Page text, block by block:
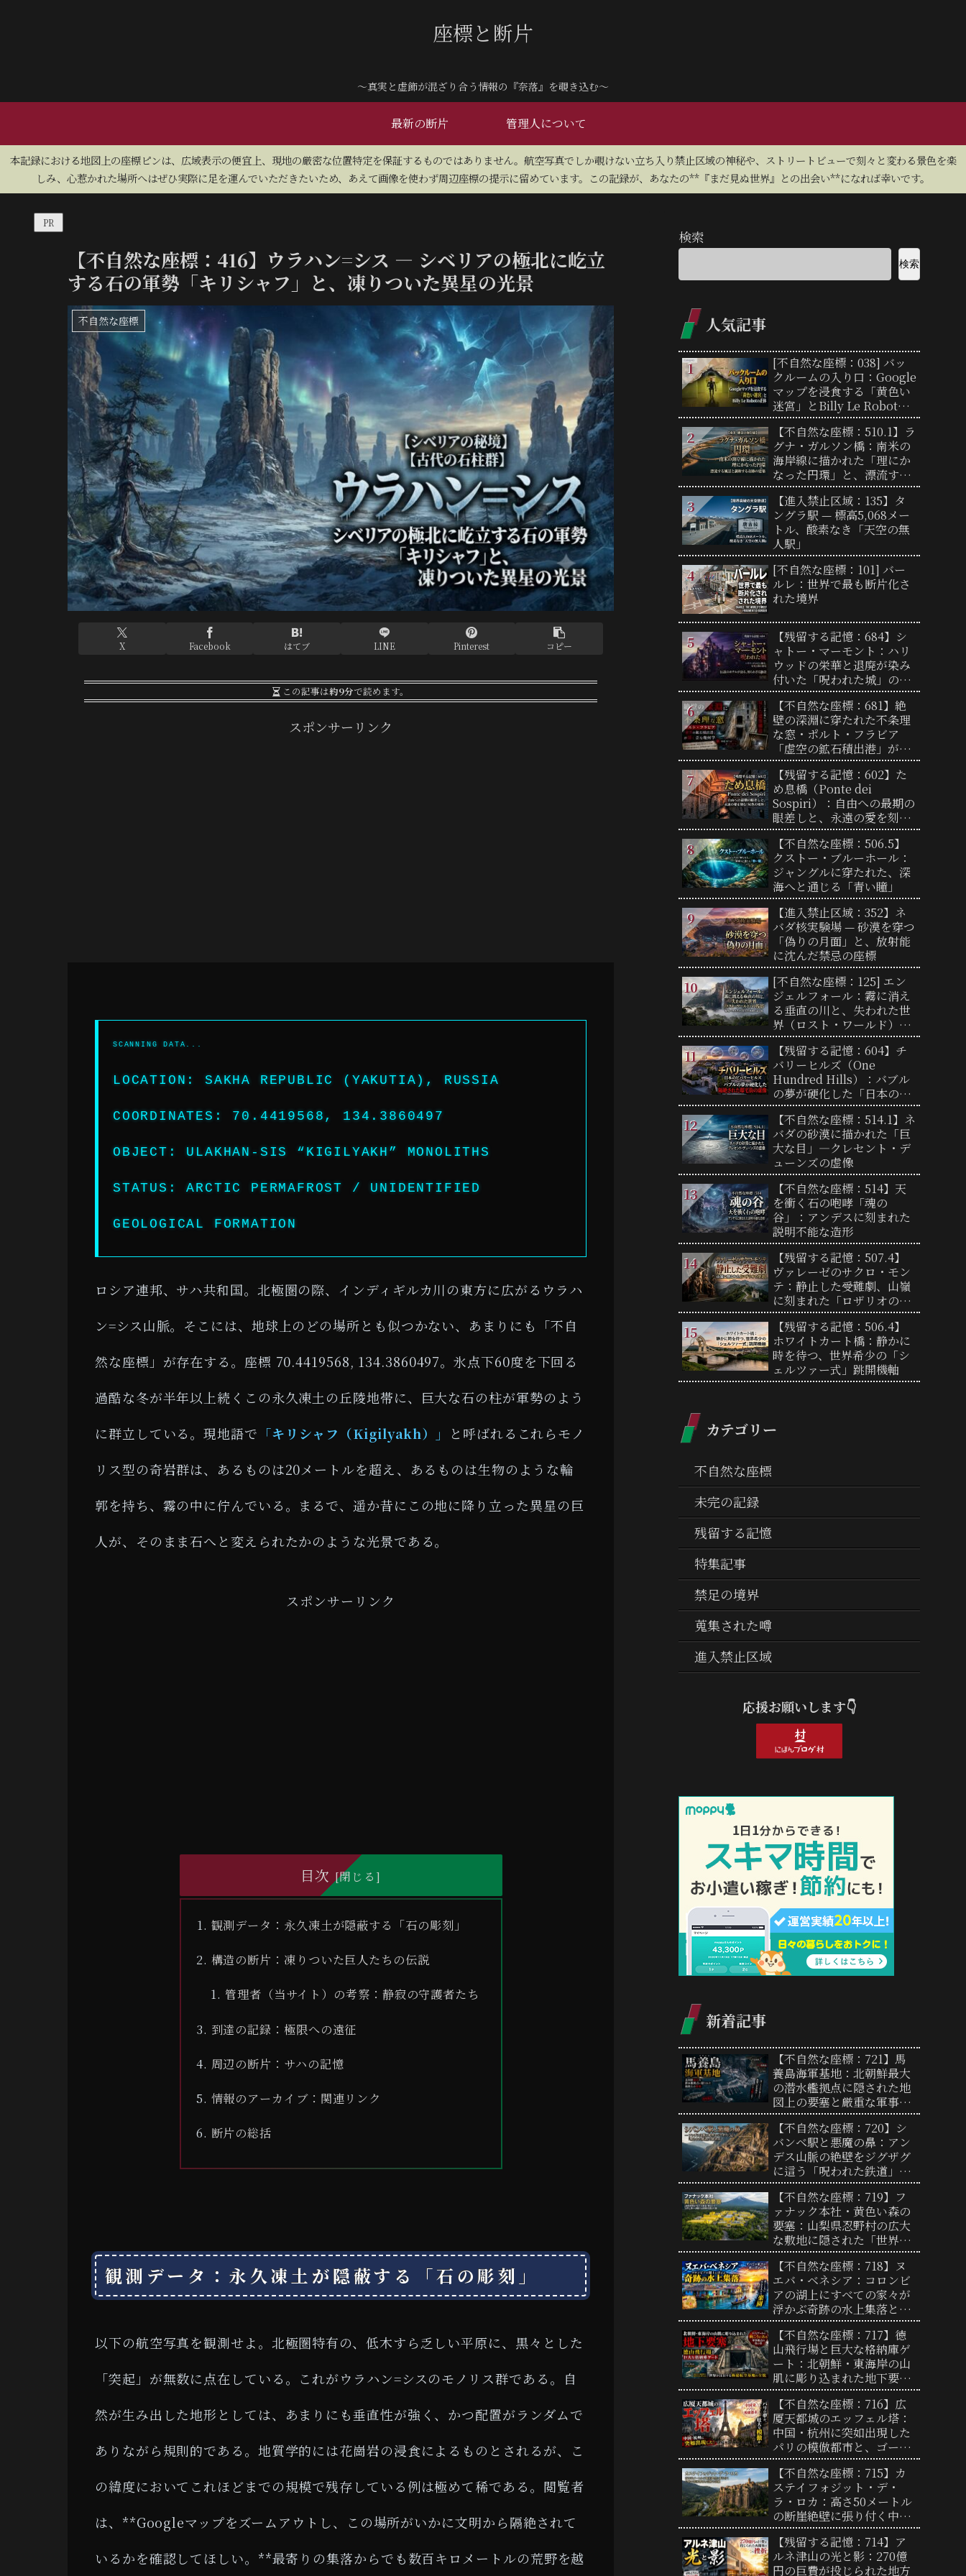
座標と断片
～真実と虚飾が混ざり合う情報の『奈落』を覗き込む～
最新の断片 管理人について
​本記録における地図上の座標ピンは、広域表示の便宜上、現地の厳密な位置特定を保証するものではありません。航空写真でしか覗けない立ち入り禁止区域の神秘や、ストリートビューで刻々と変わる景色を楽
しみ、心惹かれた場所へはぜひ実際に足を運んでいただきたいため、あえて画像を使わず周辺座標の提示に留めています。この記録が、あなたの**『まだ見ぬ世界』との出会い**になれば幸いです。
PR
【不自然な座標：416】ウラハン=シス — シベリアの極北に屹立
する石の軍勢「キリシャフ」と、凍りついた異星の光景
不自然な座標
X Facebook はてブ LINE Pinterest コピー
この記事は約9分で読めます。
スポンサーリンク
LOCATION: SAKHA REPUBLIC (YAKUTIA), RUSSIA
COORDINATES: 70.4419568, 134.3860497
OBJECT: ULAKHAN-SIS “KIGILYAKH” MONOLITHS
STATUS: ARCTIC PERMAFROST / UNIDENTIFIED
GEOLOGICAL FORMATION
ロシア連邦、サハ共和国。北極圏の際、インディギルカ川の東方に広がるウラハ
ン=シス山脈。そこには、地球上のどの場所とも似つかない、あまりにも「不自
然な座標」が存在する。座標 70.4419568, 134.3860497。氷点下60度を下回る
過酷な冬が半年以上続くこの永久凍土の丘陵地帯に、巨大な石の柱が軍勢のよう
に群立している。現地語で 「キリシャフ（Kigilyakh）」
と呼ばれるこれらモノ
リス型の奇岩群は、あるものは20メートルを超え、あるものは生物のような輪
郭を持ち、霧の中に佇んでいる。まるで、遥か昔にこの地に降り立った異星の巨
人が、そのまま石へと変えられたかのような光景である。
スポンサーリンク
目次
観測データ：永久凍土が隠蔽する「石の彫刻」
構造の断片：凍りついた巨人たちの伝説
管理者（当サイト）の考察：静寂の守護者たち
到達の記録：極限への遠征
周辺の断片：サハの記憶
情報のアーカイブ：関連リンク
断片の総括
観測データ：永久凍土が隠蔽する「石の彫刻」
以下の航空写真を観測せよ。北極圏特有の、低木すら乏しい平原に、黒々とした
「突起」が無数に点在している。これがウラハン=シスのモノリス群である。自
然が生み出した地形としては、あまりにも垂直性が強く、かつ配置がランダムで
ありながら規則的である。地質学的には花崗岩の浸食によるものとされるが、こ
の緯度においてこれほどまでの規模で残存している例は極めて稀である。閲覧者
は、**Googleマップをズームアウトし、この場所がいかに文明から隔絶されて
いるかを確認してほしい。**最寄りの集落からでも数百キロメートルの荒野を越
検索
検索
人気記事
[不自然な座標：038] バッ
クルームの入り口：Google
マップを浸食する「黄色い
迷宮」とBilly Le Robotの
正体
【不自然な座標：510.1】ラ
グナ・ガルソン橋：南米の
海岸線に描かれた「理にか
なった円環」と、漂流する
風景
【進入禁止区域：135】タ
ングラ駅 — 標高5,068メー
トル、酸素なき「天空の無
人駅」
[不自然な座標：101] バー
ルレ：世界で最も断片化さ
れた境界
【残留する記憶：684】シ
ャトー・マーモント：ハリ
ウッドの栄華と退廃が染み
付いた「呪われた城」の真
実
【不自然な座標：681】絶
壁の深淵に穿たれた不条理
な窓・ポルト・フラビア
「虚空の鉱石積出港」が暴
く歪な幾何学
【残留する記憶：602】た
め息橋（Ponte dei
Sospiri）：自由への最期の
眼差しと、永遠の愛を刻む
「灰色の境界」
【不自然な座標：506.5】
クストー・ブルーホール：
ジャングルに穿たれた、深
海へと通じる「青い瞳」
【進入禁止区域：352】ネ
バダ核実験場 — 砂漠を穿つ
「偽りの月面」と、放射能
に沈んだ禁忌の座標
[不自然な座標：125] エン
ジェルフォール：霧に消え
る垂直の川と、失われた世
界（ロスト・ワールド）の
残影
【残留する記憶：604】チ
バリーヒルズ（One
Hundred Hills）：バブル
の夢が硬化した「日本のビ
バリーヒルズ」と、隔絶さ
れた邸宅街の虚像
【不自然な座標：514.1】ネ
バダの砂漠に描かれた「巨
大な目」―クレセント・デ
ューンズの虚像
【不自然な座標：514】天
を衝く石の咆哮「魂の
谷」：アンデスに刻まれた
説明不能な造形
【残留する記憶：507.4】
ヴァレーゼのサクロ・モン
テ：静止した受難劇、山嶺
に刻まれた「ロザリオの聖
道」
【残留する記憶：506.4】
ホワイトカート橋：静かに
時を待つ、世界希少の「シ
ェルツァー式」跳開機軸
カテゴリー
不自然な座標
未完の記録
残留する記憶
特集記事
禁足の境界
蒐集された噂
進入禁止区域
応援お願いします👇
新着記事
【不自然な座標：721】馬
養島海軍基地：北朝鮮最大
の潜水艦拠点に隠された地
図上の要塞と厳重な軍事境
界線の実態
【不自然な座標：720】シ
バンベ駅と悪魔の鼻：アン
デス山脈の絶壁をジグザグ
に這う「呪われた鉄道」の
終着点と驚異の地形
【不自然な座標：719】フ
ァナック本社・黄色い森の
要塞：山梨県忍野村の広大
な敷地に隠された「世界工
場の心臓部」と圧倒的支配
力の謎
【不自然な座標：718】ヌ
エバ・ベネシア：コロンビ
アの湖上にすべての家々が
浮かぶ奇跡の水上集落と、
過酷な自然を生き抜く人々
の歴史
【不自然な座標：717】徳
山飛行場と巨大な格納庫ゲ
ート：北朝鮮・東海岸の山
肌に彫り込まれた地下要塞
と奇妙なループ状誘導路の
謎
【不自然な座標：716】広
厦天都城のエッフェル塔：
中国・杭州に突如出現した
パリの模倣都市と、ゴース
トタウンから変貌を遂げた
現在地
【不自然な座標：715】カ
ステイフォジット・デ・
ラ・ロカ：高さ50メートル
の断崖絶壁に張り付く中世
の要塞都市と奇跡の景観
【残留する記憶：714】ア
ルネ津山の光と影：270億
円の巨費が投じられた地方